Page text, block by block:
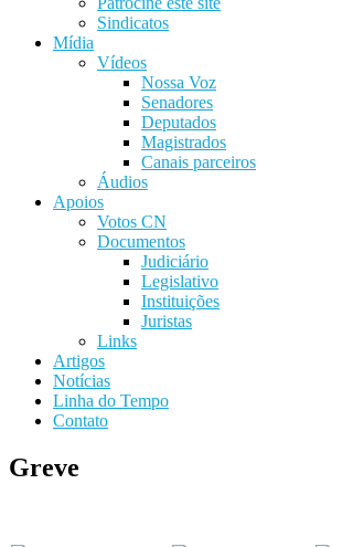
Sindicatos
Mídia
Vídeos
Nossa Voz
Senadores
Deputados
Magistrados
Canais parceiros
Áudios
Apoios
Votos CN
Documentos
Judiciário
Legislativo
Instituições
Juristas
Links
Artigos
Notícias
Linha do Tempo
Contato
Greve